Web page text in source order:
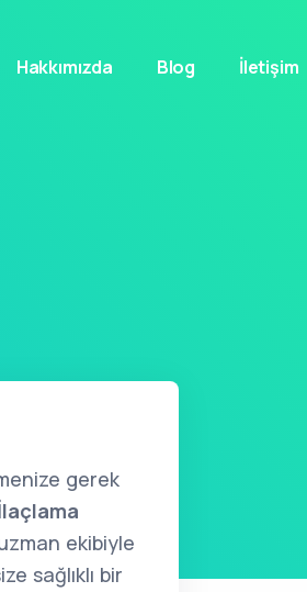
Hakkımızda Blog İletişim
gerek
ekibiyle
sağlıklı bir